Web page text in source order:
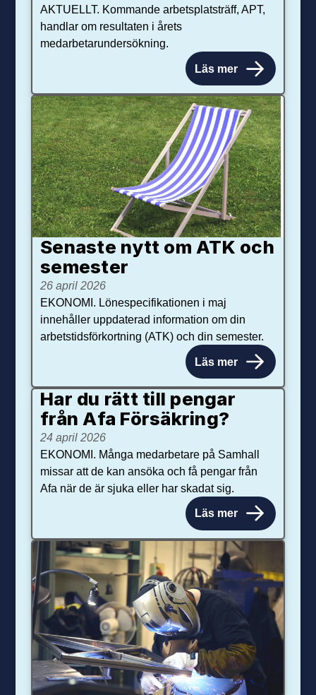
AKTUELLT. Kommande arbetsplatsträff, APT,
handlar om resultaten i årets
medarbetarundersökning.
Läs mer
Senaste nytt om ATK och
se­mester
26 april 2026
EKONOMI. Lönespecifikationen i maj
innehåller uppdaterad information om din
arbetstidsförkortning (ATK) och din semester.
Läs mer
Har du rätt till pengar
från Afa Försäkring?
24 april 2026
EKONOMI. Många medarbetare på Samhall
missar att de kan ansöka och få pengar från
Afa när de är sjuka eller har skadat sig.
Läs mer